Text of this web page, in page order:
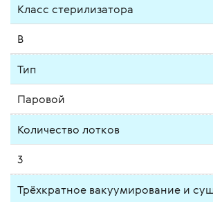
Класс стерилизатора
В
Тип
Паровой
Количество лотков
3
Трёхкратное вакуумирование и